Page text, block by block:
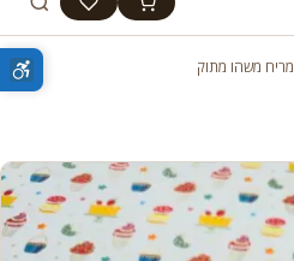
מריח משהו מתוק